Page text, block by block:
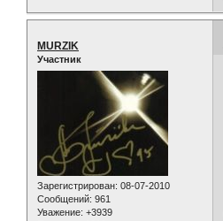
MURZIK
Участник
Зарегистрирован: 08-07-2010
Сообщений: 961
Уважение: +3939